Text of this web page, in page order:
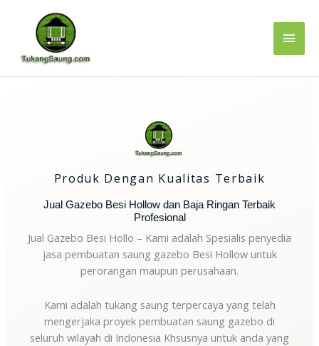
Produk Dengan Kualitas Terbaik
Jual Gazebo Besi Hollow dan Baja Ringan Terbaik
Profesional
Jual Gazebo Besi Hollo – Kami adalah Spesialis penyedia
jasa pembuatan saung gazebo Besi Hollow untuk
perorangan maupun perusahaan.
Kami adalah tukang saung terpercaya yang telah
mengerjaka proyek pembuatan saung gazebo di
seluruh wilayah di Indonesia Khsusnya untuk anda yang